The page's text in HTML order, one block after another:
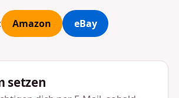
Amazon eBay
setzen